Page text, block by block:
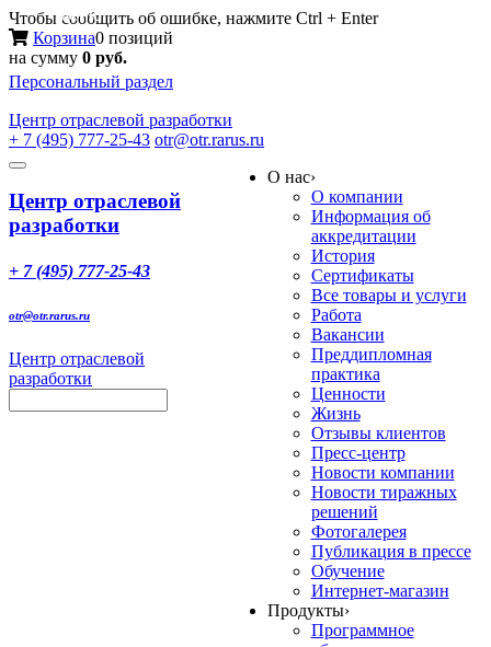
Чтобы сообщить об ошибке, нажмите Ctrl + Enter
Корзина0 позиций
на сумму 0 руб.
Персональный раздел
Центр отраслевой разработки
+ 7 (495) 777-25-43 otr@otr.rarus.ru
Toggle
Меню
Центр отраслевой
разработки
+ 7 (495) 777-25-43
otr@otr.rarus.ru
Центр отраслевой
разработки
О нас›
О компании
Информация об
аккредитации
История
Сертификаты
Все товары и услуги
Работа
Вакансии
Преддипломная
практика
Ценности
Жизнь
Отзывы клиентов
Пресс-центр
Новости компании
Новости тиражных
решений
Фотогалерея
Публикация в прессе
Обучение
Интернет-магазин
Продукты›
Программное